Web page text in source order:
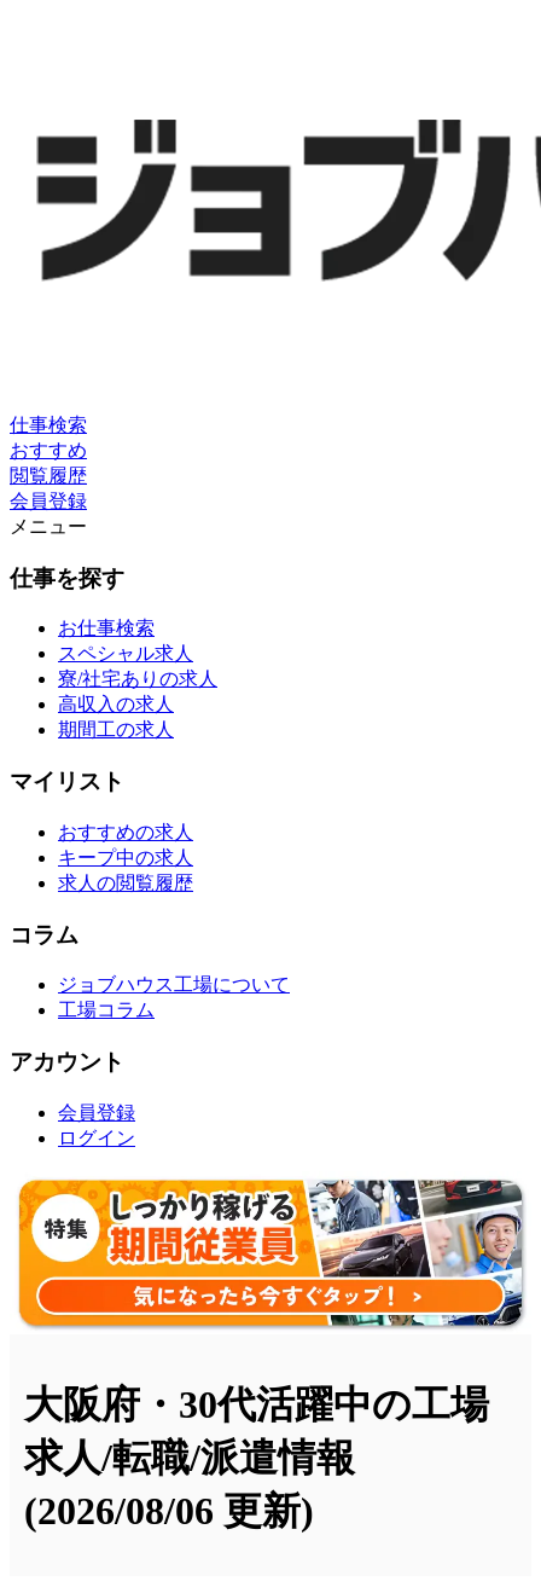
仕事検索
おすすめ
閲覧履歴
会員登録
メニュー
仕事を探す
お仕事検索
スペシャル求人
寮/社宅ありの求人
高収入の求人
期間工の求人
マイリスト
おすすめの求人
キープ中の求人
求人の閲覧履歴
コラム
ジョブハウス工場について
工場コラム
アカウント
会員登録
ログイン
大阪府・30代活躍中の工場
求人/転職/派遣情報
(2026/08/06 更新)